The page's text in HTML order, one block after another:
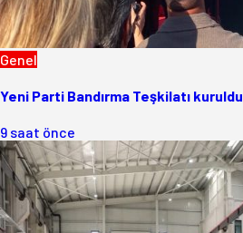
Genel
Yeni Parti Bandırma Teşkilatı kuruldu
9 saat önce